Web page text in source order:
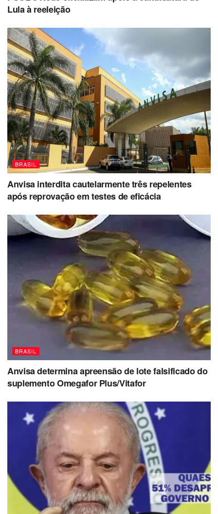
Lula à reeleição
BRASIL
Anvisa interdita cautelarmente três repelentes
após reprovação em testes de eficácia
BRASIL
Anvisa determina apreensão de lote falsificado do
suplemento Omegafor Plus/Vitafor